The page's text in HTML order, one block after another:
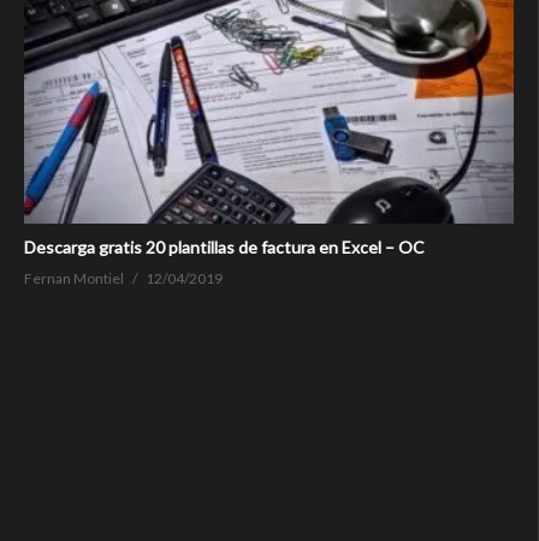
Descarga gratis 20 plantillas de factura en Excel – OC
Fernan Montiel 12/04/2019